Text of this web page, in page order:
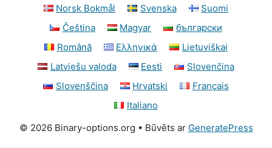
Norsk Bokmål
Svenska
Suomi
Čeština
Magyar
български
Română
Ελληνικά
Lietuviškai
Latviešu valoda
Eesti
Slovenčina
Slovenščina
Hrvatski
Français
Italiano
© 2026 Binary-options.org • Būvēts ar GeneratePress